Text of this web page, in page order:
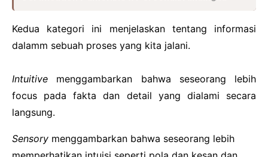
Kedua kategori ini menjelaskan tentang informasi
dalamm sebuah proses yang kita jalani.
Intuitive menggambarkan bahwa seseorang lebih
focus pada fakta dan detail yang dialami secara
langsung.
Sensory menggambarkan bahwa seseorang lebih